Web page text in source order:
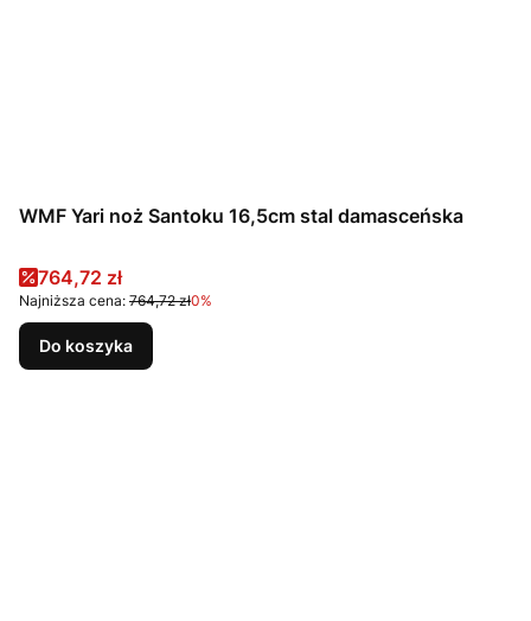
WMF Yari noż Santoku 16,5cm stal damasceńska
Cena promocyjna
764,72 zł
Najniższa cena: 764,72 zł0%
Do koszyka